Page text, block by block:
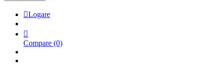
Logare

Compare (0)